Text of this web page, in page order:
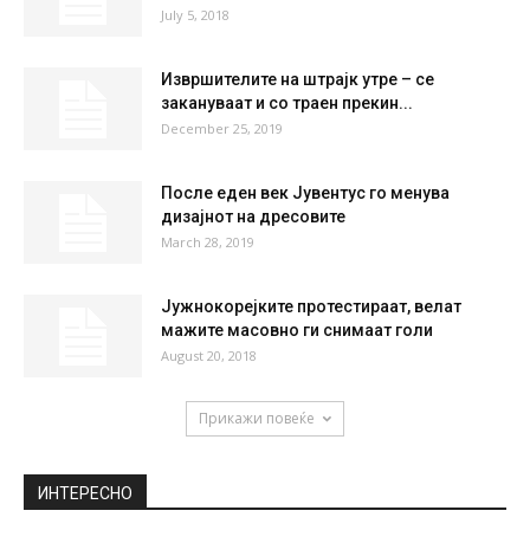
July 5, 2018
Извршителите на штрајк утре – се
закануваат и со траен прекин...
December 25, 2019
После еден век Јувентус го менува
дизајнот на дресовите
March 28, 2019
Јужнокорејките протестираат, велат
мажите масовно ги снимаат голи
August 20, 2018
Прикажи повеќе
ИНТЕРЕСНО